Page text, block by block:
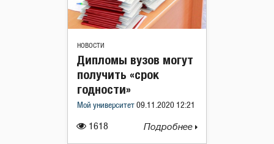
НОВОСТИ
1618
Дипломы вузов могут
получить «срок
годности»
Мой университет 09.11.2020 12:21
Подробнее